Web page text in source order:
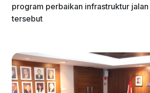
program perbaikan infrastruktur
tersebut